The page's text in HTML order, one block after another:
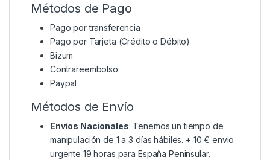
Métodos de Pago
Pago por transferencia
Pago por Tarjeta (Crédito o Débito)
Bizum
Contrareembolso
Paypal
Métodos de Envío
Envíos Nacionales: Tenemos un tiempo de
manipulación de 1 a 3 días hábiles. + 10 € envio
urgente 19 horas para España Peninsular.